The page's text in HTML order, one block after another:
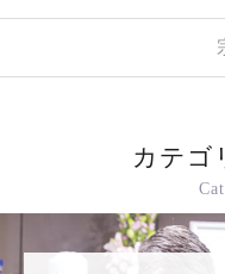
カテゴ